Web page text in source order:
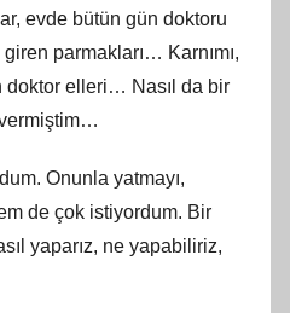
evde bütün gün doktoru
giren parmakları… Karnımı,
doktor elleri… Nasıl da bir
Onunla yatmayı,
de çok istiyordum. Bir
yaparız, ne yapabiliriz,